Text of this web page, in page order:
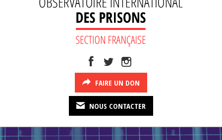
FAIRE UN DON
NOUS CONTACTER